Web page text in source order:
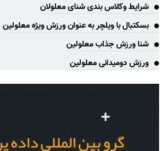
شرایط وکلاس بندی شنای معلولان
بسکتبال با ویلچر به عنوان ورزش ویژه معلولین
شنا ورزش جذاب معلولین
ورزش دومیدانی معلولین